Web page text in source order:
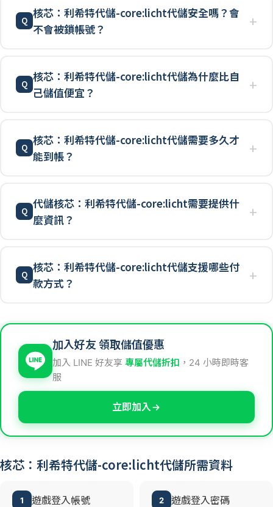
核芯：利希特代儲-core:licht代儲安全嗎？會
不會被鎖帳號？
核芯：利希特代儲-core:licht代儲為什麼比自
己儲值便宜？
核芯：利希特代儲-core:licht代儲需要多久才
能到帳？
代儲核芯：利希特代儲-core:licht需要提供什
麼資訊？
核芯：利希特代儲-core:licht代儲支援哪些付
款方式？
加入好友 領取儲值優惠
加入 LINE 好友享 專屬代儲折扣 ，24 小時即時客
服
立即加入
核芯：利希特代儲-core:licht代儲所需資料
1 遊戲登入帳號 2 遊戲登入密碼